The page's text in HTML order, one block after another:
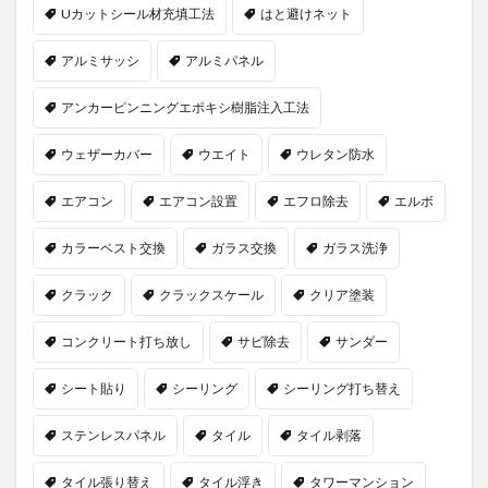
Uカットシール材充填工法 はと避けネット
アルミサッシ アルミパネル
アンカーピンニングエポキシ樹脂注入工法
ウェザーカバー ウエイト ウレタン防水
エアコン エアコン設置 エフロ除去 エルボ
カラーベスト交換 ガラス交換 ガラス洗浄
クラック クラックスケール クリア塗装
コンクリート打ち放し サビ除去 サンダー
シート貼り シーリング シーリング打ち替え
ステンレスパネル タイル タイル剥落
タイル張り替え タイル浮き タワーマンション